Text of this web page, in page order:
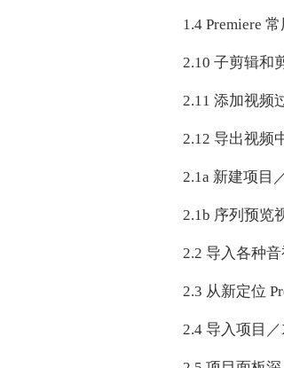
1.4 Premiere
2.10 子剪辑和
2.11 添加视频
2.12 导出视频
2.1a 新建项目
2.1b 序列预览
2.2 导入各种
2.3 从新定位
2.4 导入项目